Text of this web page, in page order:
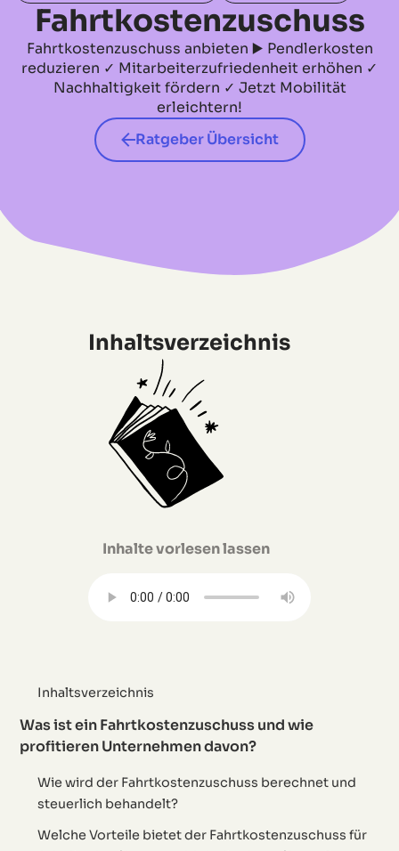
Fahrtkostenzuschuss
Fahrtkostenzuschuss anbieten ▶️ Pendlerkosten
reduzieren ✓ Mitarbeiterzufriedenheit erhöhen ✓
Nachhaltigkeit fördern ✓ Jetzt Mobilität
erleichtern!
Ratgeber Übersicht
Inhaltsverzeichnis
Inhalte vorlesen lassen
Inhaltsverzeichnis
Was ist ein Fahrtkostenzuschuss und wie
profitieren Unternehmen davon?
Wie wird der Fahrtkostenzuschuss berechnet und
steuerlich behandelt?
Welche Vorteile bietet der Fahrtkostenzuschuss für